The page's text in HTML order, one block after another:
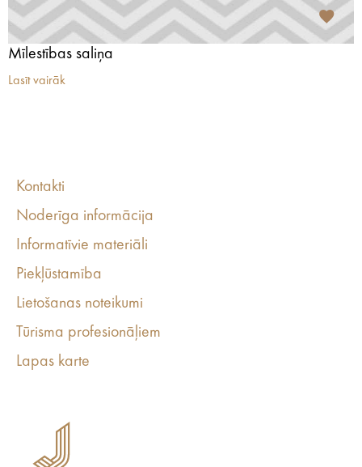
Mīlestības saliņa
Lasīt vairāk
Kontakti
Noderīga informācija
Informatīvie materiāli
Piekļūstamība
Lietošanas noteikumi
Tūrisma profesionāļiem
Lapas karte